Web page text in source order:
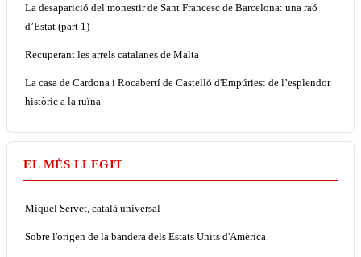
La desaparició del monestir de Sant Francesc de Barcelona: una raó
d’Estat (part 1)
Recuperant les arrels catalanes de Malta
La casa de Cardona i Rocabertí de Castelló d'Empúries: de l’esplendor
històric a la ruïna
EL MÉS LLEGIT
Miquel Servet, català universal
Sobre l'origen de la bandera dels Estats Units d'Amèrica